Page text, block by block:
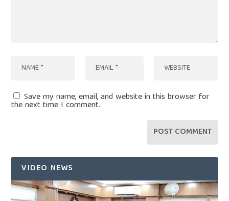
Save my name, email, and website in this browser for
the next time I comment.
VIDEO NEWS